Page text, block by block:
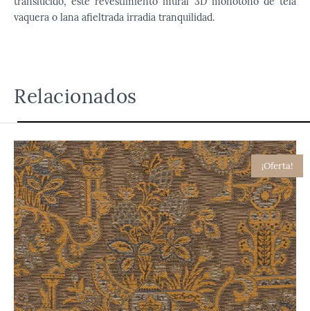
vaquera o lana afieltrada irradia tranquilidad.
Relacionados
¡Oferta!